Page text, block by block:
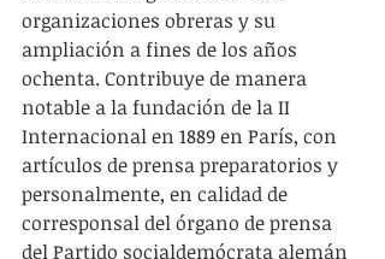
organizaciones obreras y su
ampliación a fines de los años
ochenta. Contribuye de manera
notable a la fundación de la II
Internacional en 1889 en París, con
artículos de prensa preparatorios y
personalmente, en calidad de
corresponsal del órgano de prensa
del Partido socialdemócrata alemán